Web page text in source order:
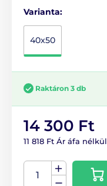
Varianta:
40x50
Raktáron 3 db
14 300 Ft
11 818 Ft Ár áfa nélkül